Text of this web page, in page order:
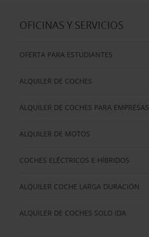
OFICINAS Y SERVICIOS
OFERTA PARA ESTUDIANTES
ALQUILER DE COCHES
ALQUILER DE COCHES PARA EMPRESAS
ALQUILER DE MOTOS
COCHES ELÉCTRICOS E HÍBRIDOS
ALQUILER COCHE LARGA DURACIÓN
ALQUILER DE COCHES SOLO IDA